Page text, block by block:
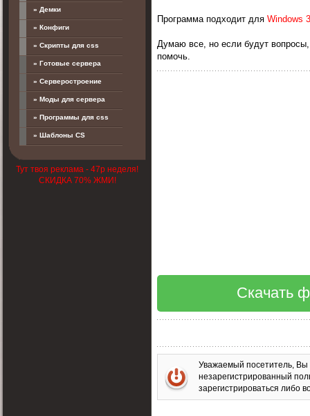
Программа подходит для Windows
Думаю все, но если будут
помочь.
Скачать
Уважаемый посетитель, Вы
незарегистрированный
зарегистрироваться либо
» Демки
» Конфиги
» Скрипты для css
» Готовые сервера
» Серверостроение
» Моды для сервера
» Программы для css
» Шаблоны CS
Тут твоя реклама - 47р неделя!
СКИДКА 70% ЖМИ!